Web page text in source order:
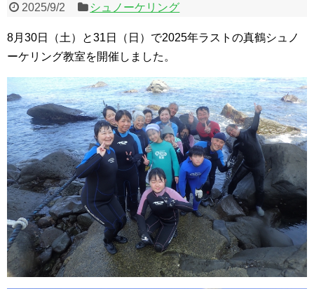
2025/9/2 シュノーケリング
8月30日（土）と31日（日）で2025年ラストの真鶴シュノ
ーケリング教室を開催しました。